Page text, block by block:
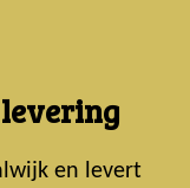
en levert